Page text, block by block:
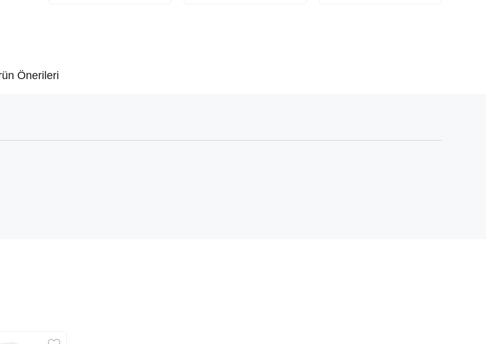
Önerileri